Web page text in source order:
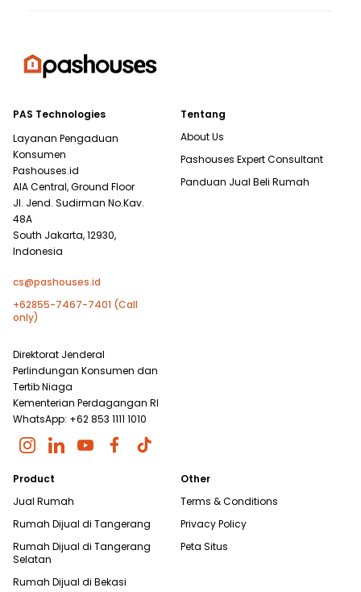
PAS Technologies
Layanan Pengaduan
Konsumen
Pashouses.id
AIA Central, Ground Floor
Jl. Jend. Sudirman No.Kav.
48A
South Jakarta, 12930,
Indonesia
cs@pashouses.id
+62855-7467-7401 (Call
only)
Direktorat Jenderal
Perlindungan Konsumen dan
Tertib Niaga
Kementerian Perdagangan RI
WhatsApp: +62 853 1111 1010
Tentang
About Us
Pashouses Expert Consultant
Panduan Jual Beli Rumah
Product
Jual Rumah
Rumah Dijual di Tangerang
Rumah Dijual di Tangerang
Selatan
Rumah Dijual di Bekasi
Other
Terms & Conditions
Privacy Policy
Peta Situs